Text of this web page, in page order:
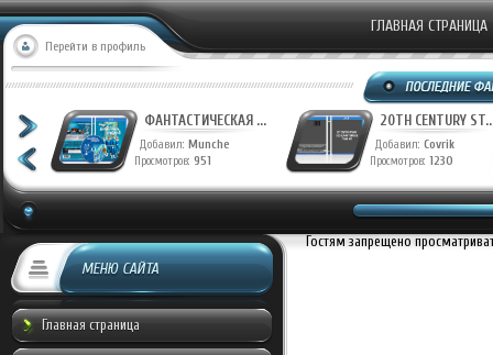
Перейти в профиль
ГЛАВНАЯ СТРАНИЦА
ФАНТАСТИЧЕСКАЯ ...
Добавил: Munche
Просмотров: 951
20TH CENTURY
Добавил: Covrik
Просмотров: 1230
МЕНЮ САЙТА
Главная страница
Гостям запрещено